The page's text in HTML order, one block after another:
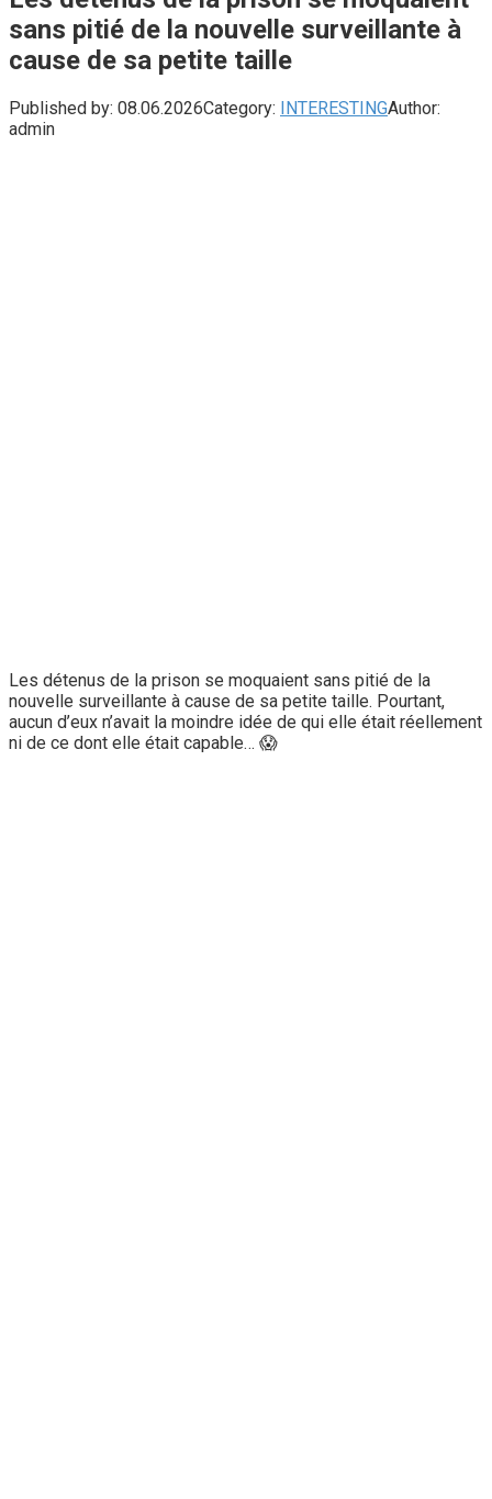
sans pitié de la nouvelle surveillante à
cause de sa petite taille
Published by: 08.06.2026Category: INTERESTINGAuthor:
admin
Les détenus de la prison se moquaient sans pitié de la
nouvelle surveillante à cause de sa petite taille. Pourtant,
aucun d’eux n’avait la moindre idée de qui elle était réellement
ni de ce dont elle était capable… 😱